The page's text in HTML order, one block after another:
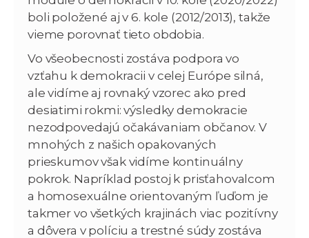
boli položené aj v 6. kole (2012/2013), takže
vieme porovnať tieto obdobia.
Vo všeobecnosti zostáva podpora vo
vzťahu k demokracii v celej Európe silná,
ale vidíme aj rovnaký vzorec ako pred
desiatimi rokmi: výsledky demokracie
nezodpovedajú očakávaniam občanov. V
mnohých z našich opakovaných
prieskumov však vidíme kontinuálny
pokrok. Napríklad postoj k prisťahovalcom
a homosexuálne orientovaným ľuďom je
takmer vo všetkých krajinách viac pozitívny
a dôvera v políciu a trestné súdy zostáva